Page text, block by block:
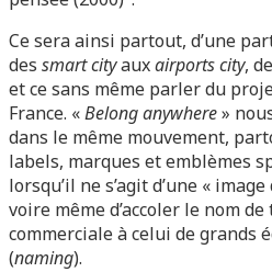
Ce sera ainsi partout, d’une
des smart cityauxairports city,
et ce sans même parler du
France. «Belong anywhere»
dans le même mouvement,
labels, marques et emblèmes
lorsqu’il ne s’agit d’une «
voire même d’accoler le nom
commerciale à celui de grands
(naming).